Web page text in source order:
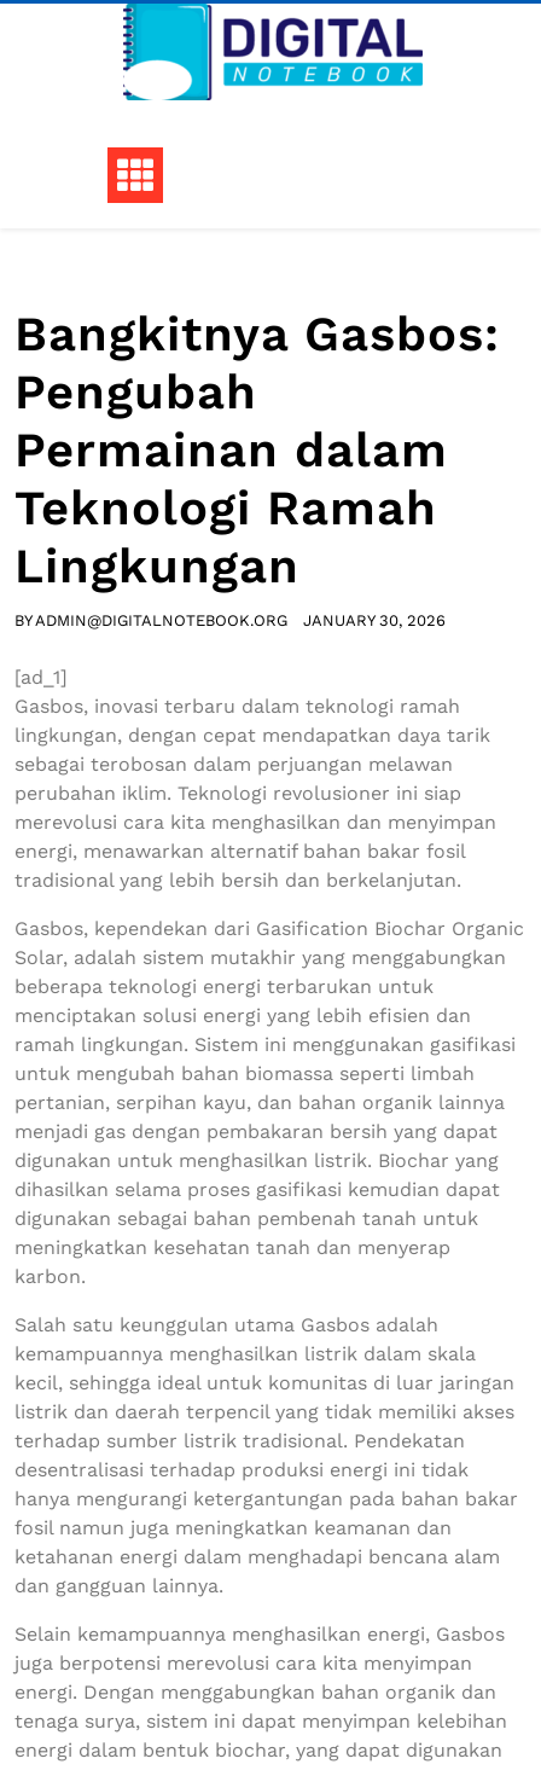
Bangkitnya Gasbos:
Pengubah
Permainan dalam
Teknologi Ramah
Lingkungan
BYADMIN@DIGITALNOTEBOOK.ORG JANUARY 30, 2026
[ad_1]
Gasbos, inovasi terbaru dalam teknologi ramah
lingkungan, dengan cepat mendapatkan daya tarik
sebagai terobosan dalam perjuangan melawan
perubahan iklim. Teknologi revolusioner ini siap
merevolusi cara kita menghasilkan dan menyimpan
energi, menawarkan alternatif bahan bakar fosil
tradisional yang lebih bersih dan berkelanjutan.
Gasbos, kependekan dari Gasification Biochar Organic
Solar, adalah sistem mutakhir yang menggabungkan
beberapa teknologi energi terbarukan untuk
menciptakan solusi energi yang lebih efisien dan
ramah lingkungan. Sistem ini menggunakan gasifikasi
untuk mengubah bahan biomassa seperti limbah
pertanian, serpihan kayu, dan bahan organik lainnya
menjadi gas dengan pembakaran bersih yang dapat
digunakan untuk menghasilkan listrik. Biochar yang
dihasilkan selama proses gasifikasi kemudian dapat
digunakan sebagai bahan pembenah tanah untuk
meningkatkan kesehatan tanah dan menyerap
karbon.
Salah satu keunggulan utama Gasbos adalah
kemampuannya menghasilkan listrik dalam skala
kecil, sehingga ideal untuk komunitas di luar jaringan
listrik dan daerah terpencil yang tidak memiliki akses
terhadap sumber listrik tradisional. Pendekatan
desentralisasi terhadap produksi energi ini tidak
hanya mengurangi ketergantungan pada bahan bakar
fosil namun juga meningkatkan keamanan dan
ketahanan energi dalam menghadapi bencana alam
dan gangguan lainnya.
Selain kemampuannya menghasilkan energi, Gasbos
juga berpotensi merevolusi cara kita menyimpan
energi. Dengan menggabungkan bahan organik dan
tenaga surya, sistem ini dapat menyimpan kelebihan
energi dalam bentuk biochar, yang dapat digunakan